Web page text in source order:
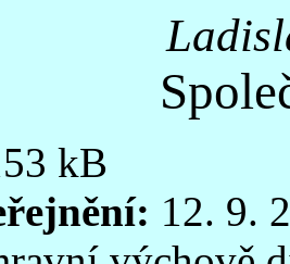
kB
12. 9.